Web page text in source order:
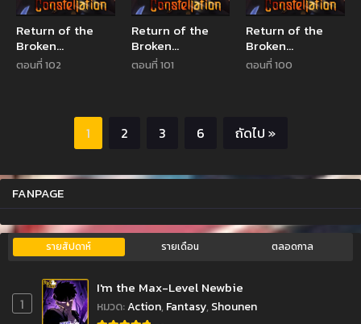
Return of the
Broken
Constellation
ตอนที่ 102
Return of the
Broken
Constellation
ตอนที่ 101
Return of the
Broken
Constellation
ตอนที่ 100
1 2 3 6 ถัดไป »
FANPAGE
รายสัปดาห์ รายเดือน ตลอดกาล
1
I'm the Max-Level Newbie
หมวด:Action, Fantasy, Shounen